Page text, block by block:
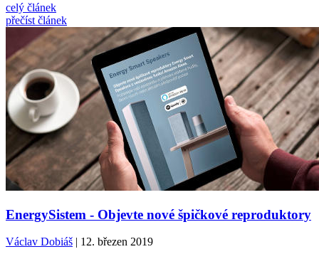
celý článek
přečíst článek
EnergySistem - Objevte nové špičkové reproduktory
Václav Dobiáš | 12. březen 2019